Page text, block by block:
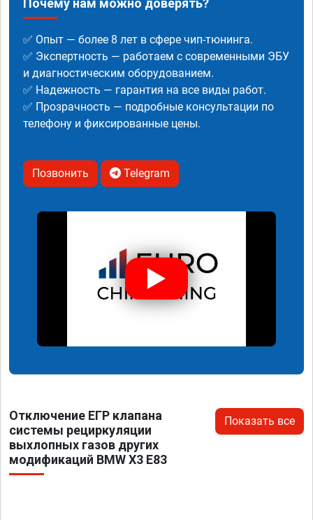
Почему нам можно доверять?
✅ Опыт — более 8 лет в сфере чип-тюнинга.
✅ Экспертность — работаем с современными ЭБУ
и диагностическим оборудованием.
✅ Надежность — гарантия на все виды работ.
✅ Прозрачность — подробные консультации по
телефону и фиксированные цены.
Позвонить Telegram
Отключение ЕГР клапана
системы рециркуляции
выхлопных газов других
модификаций BMW X3 E83
Показать все